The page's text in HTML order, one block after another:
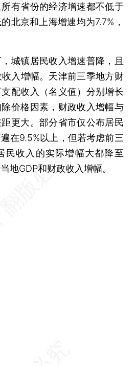
有省份的经济增速都不低于
北京和上海增速均为7.7%，
镇居民收入增速普降，且
入增幅。天津前三季地方财
配收入（名义值）分别增长
除价格因素，财政收入增幅与
更大。部分省市仅公布居民
在9.5%以上，但若考虑前三
民收入的实际增幅大都降至
地GDP和财政收入增幅。